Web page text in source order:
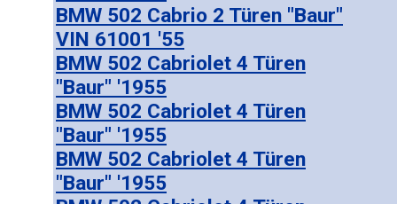
BMW 502 Cabrio 2 Türen "Baur"
VIN 61001 '55
BMW 502 Cabriolet 4 Türen
"Baur" '1955
BMW 502 Cabriolet 4 Türen
"Baur" '1955
BMW 502 Cabriolet 4 Türen
"Baur" '1955